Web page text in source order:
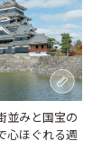
並みと国宝の
心ほぐれる週